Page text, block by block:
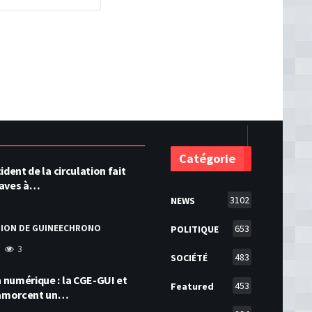
de la circulation fait
à…
DE GUINEECHRONO
3
: la CGE-GUI et
un…
Catégorie
NEWS 3102
POLITIQUE 653
SOCIÉTÉ 483
Featured 453